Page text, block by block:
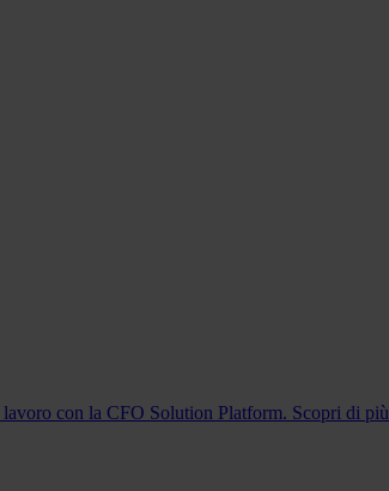
con la CFO Solution Platform. Scopri di più